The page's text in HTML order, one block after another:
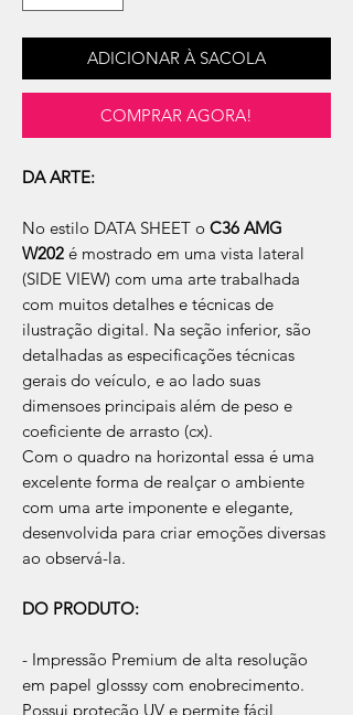
ADICIONAR À SACOLA
COMPRAR AGORA!
DA ARTE:
No estilo DATA SHEET o C36 AMG
W202 é mostrado em uma vista lateral
(SIDE VIEW) com uma arte trabalhada
com muitos detalhes e técnicas de
ilustração digital. Na seção inferior, são
detalhadas as especificações técnicas
gerais do veículo, e ao lado suas
dimensoes principais além de peso e
coeficiente de arrasto (cx).
Com o quadro na horizontal essa é uma
excelente forma de realçar o ambiente
com uma arte imponente e elegante,
desenvolvida para criar emoções diversas
ao observá-la.
DO PRODUTO:
- Impressão Premium de alta resolução
em papel glosssy com enobrecimento.
Possui proteção UV e permite fácil